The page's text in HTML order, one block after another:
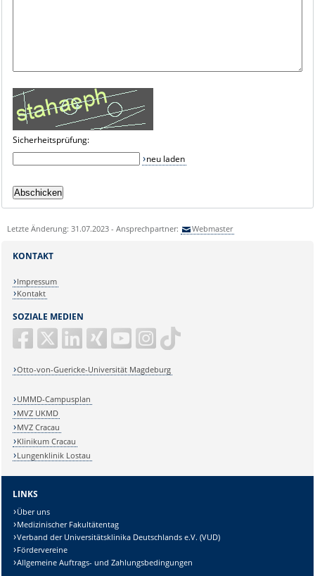
Sicherheitsprüfung:
neu laden
Letzte Änderung: 31.07.2023 - Ansprechpartner: Webmaster
SOZIALE MEDIEN
Otto-von-Guericke-Universität Magdeburg
KONTAKT
Impressum
Kontakt
UMMD-Campusplan
MVZ UKMD
MVZ Cracau
Klinikum Cracau
Lungenklinik Lostau
LINKS
Über uns
Medizinischer Fakultätentag
Verband der Universitätsklinika Deutschlands e.V. (VUD)
Fördervereine
Allgemeine Auftrags- und Zahlungsbedingungen